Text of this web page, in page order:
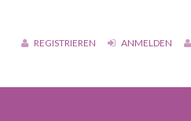
REGISTRIEREN ANMELDEN